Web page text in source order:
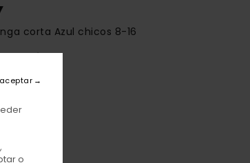
corta Azul chicos 8-16
EXTRA
o